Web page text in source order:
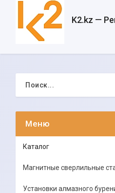
K2.kz —
Каталог
Магнитные сверлильные
Установки алмазного